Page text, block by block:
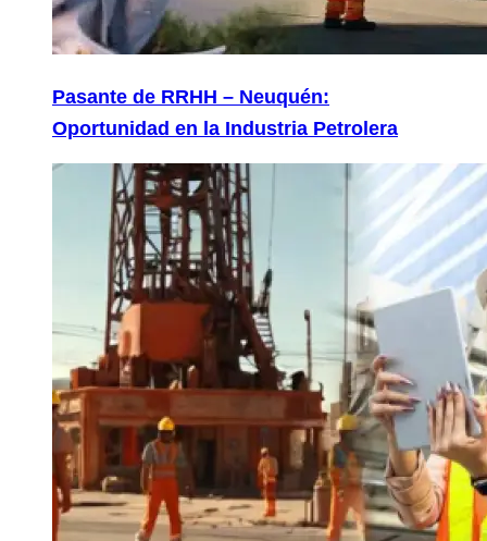
Pasante de RRHH – Neuquén:
Oportunidad en la Industria Petrolera